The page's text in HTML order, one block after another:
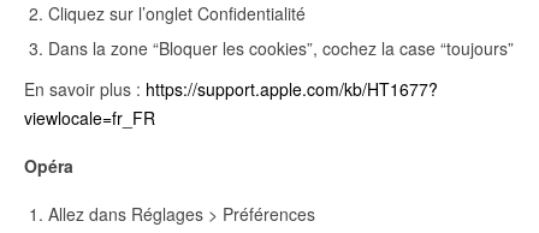
Cliquez sur l’onglet Confidentialité
Dans la zone “Bloquer les cookies”, cochez la case “toujours”
En savoir plus : https://support.apple.com/kb/HT1677?
viewlocale=fr_FR
Opéra
Allez dans Réglages > Préférences